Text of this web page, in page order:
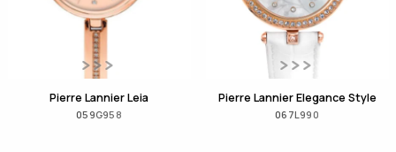
Pierre Lannier Leia
059G958
Pierre Lannier Elegance Style
067L990